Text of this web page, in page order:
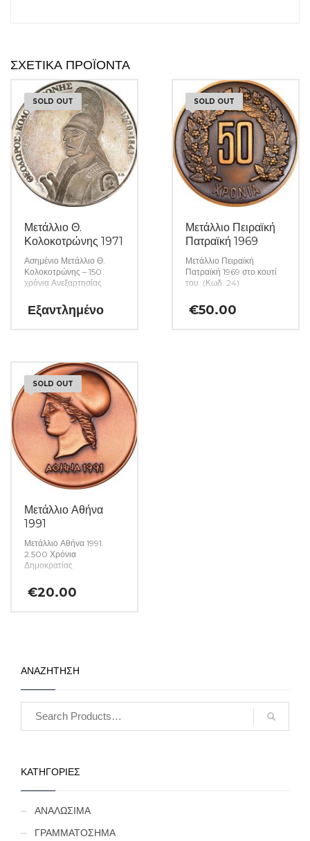
ΣΧΕΤΙΚΆ ΠΡΟΪΌΝΤΑ
SOLD OUT
Μετάλλιο Θ.
Κολοκοτρώνης 1971
Ασημένιο Μετάλλιο Θ.
Κολοκοτρώνης – 150
χρόνια Ανεξαρτησίας
Εξαντλημένο
SOLD OUT
Μετάλλιο Πειραϊκή
Πατραϊκή 1969
Μετάλλιο Πειραϊκή
Πατραϊκή 1969 στο κουτί
του. (Κωδ. 24)
€50.00
SOLD OUT
Μετάλλιο Αθήνα
1991
Μετάλλιο Αθήνα 1991.
2.500 Χρόνια
Δημοκρατίας
€20.00
ΑΝΑΖΗΤΗΣΗ
ΚΑΤΗΓΟΡΙΕΣ
ΑΝΑΛΩΣΙΜΑ
ΓΡΑΜΜΑΤΟΣΗΜΑ